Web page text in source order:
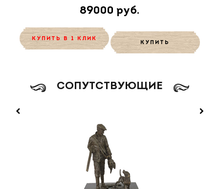
89000 руб.
КУПИТЬ В 1 КЛИК
КУПИТЬ
CОПУТСТВУЮЩИЕ